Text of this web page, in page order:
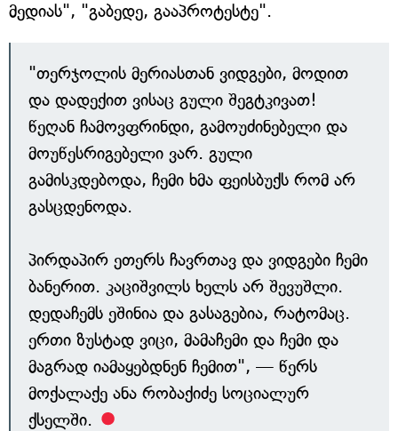
მედიას", "გაბედე, გააპროტესტე".
"თერჯოლის მერიასთან ვიდგები, მოდით
და დადექით ვისაც გული შეგტკივათ!
წეღან ჩამოვფრინდი, გამოუძინებელი და
მოუწესრიგებელი ვარ. გული
გამისკდებოდა, ჩემი ხმა ფეისბუქს რომ არ
გასცდენოდა.
პირდაპირ ეთერს ჩავრთავ და ვიდგები ჩემი
ბანერით. კაციშვილს ხელს არ შევუშლი.
დედაჩემს ეშინია და გასაგებია, რატომაც.
ერთი ზუსტად ვიცი, მამაჩემი და ჩემი და
მაგრად იამაყებდნენ ჩემით", — წერს
მოქალაქე ანა რობაქიძე სოციალურ
ქსელში.